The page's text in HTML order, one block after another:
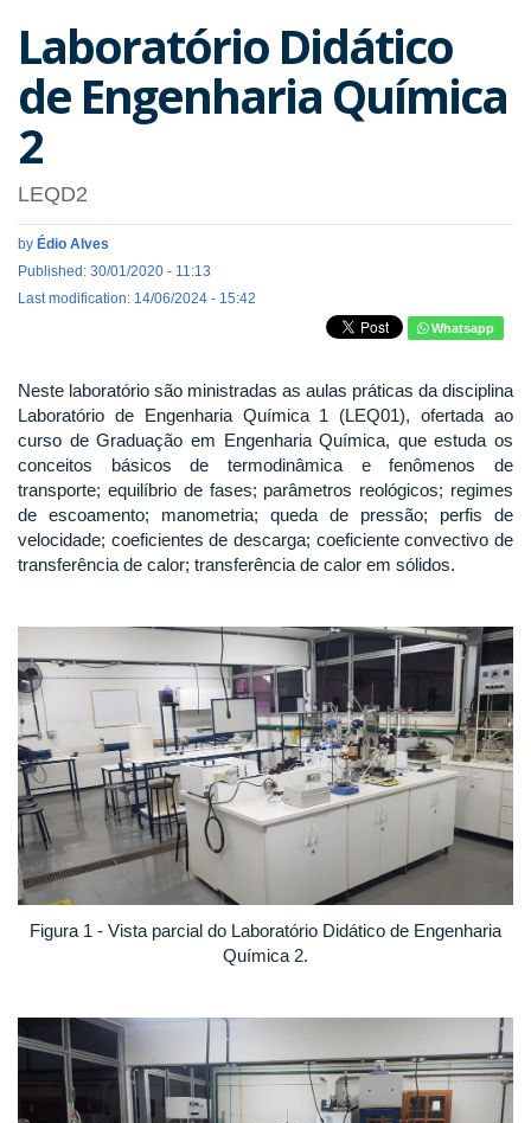
Laboratório Didático
de Engenharia Química
2
LEQD2
by Édio Alves
Published: 30/01/2020 - 11:13
Last modification: 14/06/2024 - 15:42
Whatsapp
Neste laboratório são ministradas as aulas práticas da disciplina
Laboratório de Engenharia Química 1 (LEQ01), ofertada ao
curso de Graduação em Engenharia Química, que estuda os
conceitos básicos de termodinâmica e fenômenos de
transporte; equilíbrio de fases; parâmetros reológicos; regimes
de escoamento; manometria; queda de pressão; perfis de
velocidade; coeficientes de descarga; coeficiente convectivo de
transferência de calor; transferência de calor em sólidos.
Figura 1 - Vista parcial do Laboratório Didático de Engenharia
Química 2.